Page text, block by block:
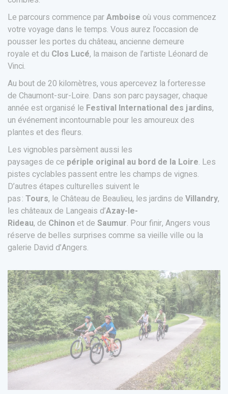
Le parcours commence parAmboise où vous commencez
votre voyage dans le temps. Vous aurez l’occasion de
pousser les portes du château, ancienne demeure
royale et du Clos Lucé, la maison de l’artiste Léonard de
Vinci.
Au bout de 20 kilomètres, vous apercevez la forteresse
de Chaumont-sur-Loire. Dans son parc paysager, chaque
année est organisé le Festival International des jardins,
un événement incontournable pour les amoureux des
plantes et des fleurs.
Les vignobles parsèment aussi les
paysages de ce périple original au bord de la Loire. Les
pistes cyclables passent entre les champs de vignes.
D’autres étapes culturelles suivent le
pas : Tours, le Château de Beaulieu, les jardins de Villandry,
les châteaux de Langeais d’Azay-le-
Rideau, de Chinonet de Saumur. Pour finir, Angers vous
réserve de belles surprises comme sa vieille ville ou la
galerie David d’Angers.